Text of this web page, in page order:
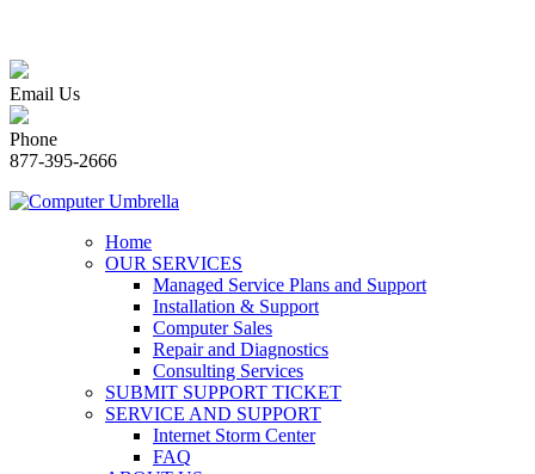
Email Us
Phone
877-395-2666
Home
OUR SERVICES
Managed Service Plans and Support
Installation & Support
Computer Sales
Repair and Diagnostics
Consulting Services
SUBMIT SUPPORT TICKET
SERVICE AND SUPPORT
Internet Storm Center
FAQ